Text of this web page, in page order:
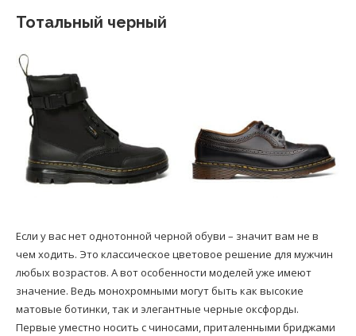
Тотальный черный
Если у вас нет однотонной черной обуви – значит вам не в
чем ходить. Это классическое цветовое решение для мужчин
любых возрастов. А вот особенности моделей уже имеют
значение. Ведь монохромными могут быть как высокие
матовые ботинки, так и элегантные черные оксфорды.
Первые уместно носить с чиносами, приталенными бриджами